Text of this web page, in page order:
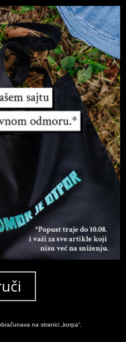
planer bez datuma
na stranici „korpa“.